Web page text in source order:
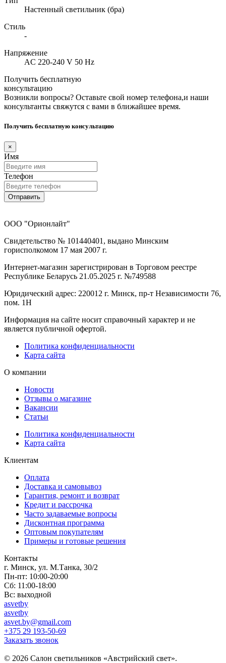
Настенный светильник (бра)
Стиль
-
Напряжение
AC 220-240 V 50 Hz
Получить бесплатную
консультацию
Возникли вопросы? Оставьте свой номер телефона,и наши
консультанты свяжутся с вами в ближайшее время.
Получить бесплатную консультацию
×
Имя
Телефон
Отправить
ООО "Орионлайт"
Свидетельство № 101440401, выдано Минским
горисполкомом 17 мая 2007 г.
Интернет-магазин зарегистрирован в Торговом реестре
Республике Беларусь 21.05.2025 г. №749588
Юридический адрес: 220012 г. Минск, пр-т Независимости 76,
пом. 1Н
Информация на сайте носит справочный характер и не
является публичной офертой.
Политика конфиденциальности
Карта сайта
О компании
Новости
Отзывы о магазине
Вакансии
Статьи
Политика конфиденциальности
Карта сайта
Клиентам
Оплата
Доставка и самовывоз
Гарантия, ремонт и возврат
Кредит и рассрочка
Часто задаваемые вопросы
Дисконтная программа
Оптовым покупателям
Примеры и готовые решения
Контакты
г. Минск, ул. М.Танка, 30/2
Пн-пт: 10:00-20:00
Сб: 11:00-18:00
Вс: выходной
asvetby
asvetby
asvet.by@gmail.com
+375 29 193-50-69
Заказать звонок
© 2026 Салон светильников «Австрийский свет».